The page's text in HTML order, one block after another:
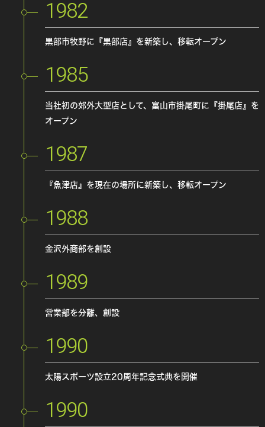
1982
黒部市牧野に『黒部店』を新築し、移転オープン
1985
当社初の郊外大型店として、富山市掛尾町に『掛尾店』を
オープン
1987
『魚津店』を現在の場所に新築し、移転オープン
1988
金沢外商部を創設
1989
営業部を分離、創設
1990
太陽スポーツ設立20周年記念式典を開催
1990